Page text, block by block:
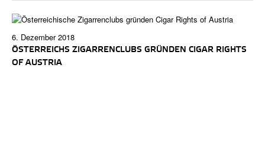
6. Dezember 2018
ÖSTERREICHS ZIGARRENCLUBS GRÜNDEN CIGAR RIGHTS
OF AUSTRIA